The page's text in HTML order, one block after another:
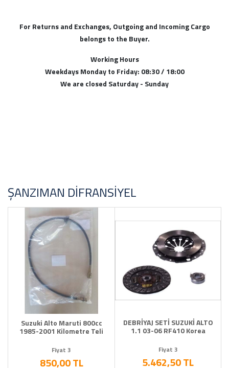
STOK DURUMU
Sadece Stoktakiler
FİYAT ARALIĞI
For Returns and Exchanges, Outgoing and Incoming Cargo
belongs to the Buyer.
Working Hours
Weekdays Monday to Friday: 08:30 / 18:00
We are closed Saturday - Sunday
ŞANZIMAN DIFRANSIYEL
Suzuki Alto Maruti 800cc
1985-2001 Kilometre Teli
Fiyat 3
850,00 TL
DEBRİYAJ SETİ SUZUKİ ALTO
1.1 03-06 RF410 Korea
Fiyat 3
5.462,50 TL